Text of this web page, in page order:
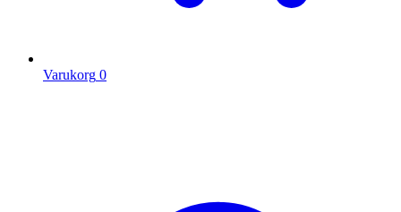
Varukorg 0